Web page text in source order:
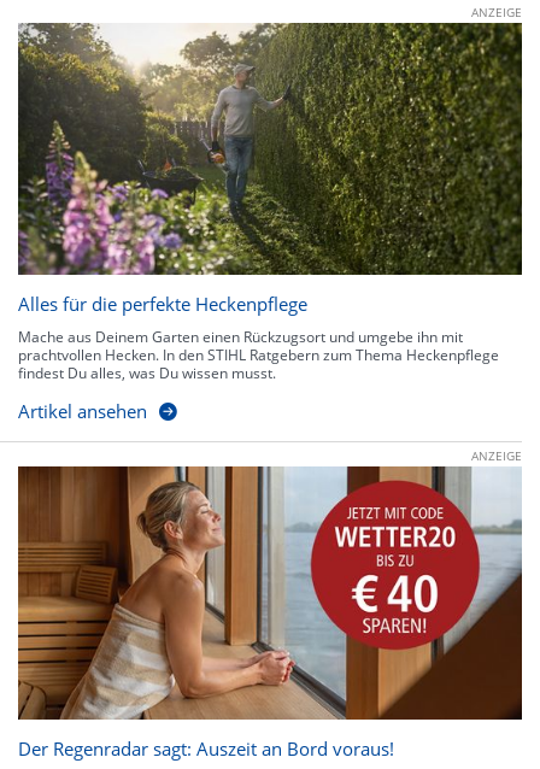
ANZEIGE
Alles für die perfekte Heckenpflege
Mache aus Deinem Garten einen Rückzugsort und umgebe ihn mit
prachtvollen Hecken. In den STIHL Ratgebern zum Thema Heckenpflege
findest Du alles, was Du wissen musst.
Artikel ansehen
ANZEIGE
Der Regenradar sagt: Auszeit an Bord voraus!